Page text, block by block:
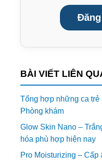
BÀI VIẾT LIÊN
Tổng hợp những ca trẻ
Phòng khám
Glow Skin Nano –
hóa phù hợp hiện nay
Pro Moisturizing – Cấp